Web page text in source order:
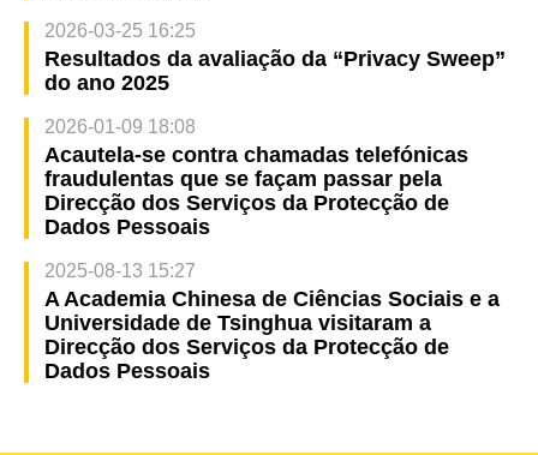
2026-03-25 16:25
Resultados da avaliação da “Privacy Sweep”
do ano 2025
2026-01-09 18:08
Acautela-se contra chamadas telefónicas
fraudulentas que se façam passar pela
Direcção dos Serviços da Protecção de
Dados Pessoais
2025-08-13 15:27
A Academia Chinesa de Ciências Sociais e a
Universidade de Tsinghua visitaram a
Direcção dos Serviços da Protecção de
Dados Pessoais